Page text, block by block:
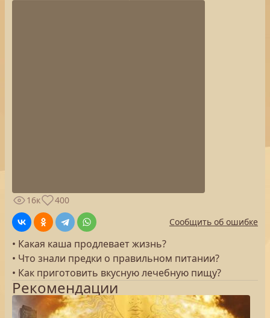
16к
400
Сообщить об ошибке
• Какая каша продлевает жизнь?
• Что знали предки о правильном питании?
• Как приготовить вкусную лечебную пищу?
Рекомендации